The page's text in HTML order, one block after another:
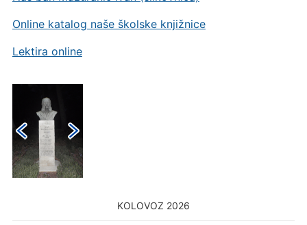
Online katalog naše školske knjižnice
Lektira online
KOLOVOZ 2026